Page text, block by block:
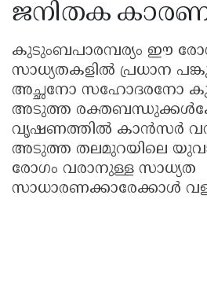
ജനിതക
കുടുംബപാരമ്പര്യം ഈ
സാധ്യതകളിൽ പ്രധാന
അച്ഛനോ സഹോദരനോ
അടുത്ത
വൃഷണത്തിൽ കാൻസർ
അടുത്ത തലമുറയിലെ
രോഗം വരാനുള്ള സാധ്യത
സാധാരണക്കാരേക്കാൾ